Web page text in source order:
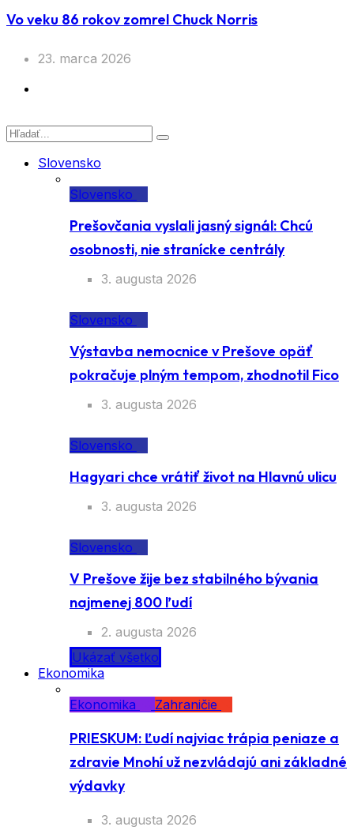
Vo veku 86 rokov zomrel Chuck Norris
23. marca 2026
Slovensko
Slovensko
Prešovčania vyslali jasný signál: Chcú
osobnosti, nie stranícke centrály
3. augusta 2026
Slovensko
Výstavba nemocnice v Prešove opäť
pokračuje plným tempom, zhodnotil Fico
3. augusta 2026
Slovensko
Hagyari chce vrátiť život na Hlavnú ulicu
3. augusta 2026
Slovensko
V Prešove žije bez stabilného bývania
najmenej 800 ľudí
2. augusta 2026
Ukázať všetko
Ekonomika
Ekonomika
Zahraničie
PRIESKUM: Ľudí najviac trápia peniaze a
zdravie Mnohí už nezvládajú ani základné
výdavky
3. augusta 2026